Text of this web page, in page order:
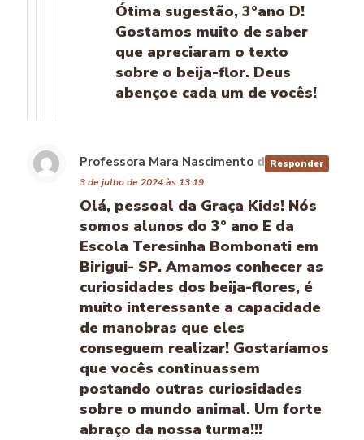
Ótima sugestão, 3°ano D!
Gostamos muito de saber
que apreciaram o texto
sobre o beija-flor. Deus
abençoe cada um de vocês!
Professora Mara Nascimento disse:
3 de julho de 2024 às 13:19
Olá, pessoal da Graça Kids! Nós
somos alunos do 3° ano E da
Escola Teresinha Bombonati em
Birigui- SP. Amamos conhecer as
curiosidades dos beija-flores, é
muito interessante a capacidade
de manobras que eles
conseguem realizar! Gostaríamos
que vocês continuassem
postando outras curiosidades
sobre o mundo animal. Um forte
abraço da nossa turma!!!
Responder